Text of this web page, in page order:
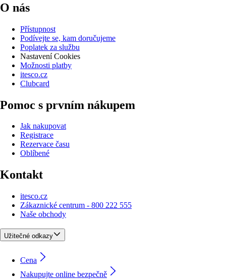
O nás
Přístupnost
Podívejte se, kam doručujeme
Poplatek za službu
Nastavení Cookies
Možnosti platby
itesco.cz
Clubcard
Pomoc s prvním nákupem
Jak nakupovat
Registrace
Rezervace času
Oblíbené
Kontakt
itesco.cz
Zákaznické centrum - 800 222 555
Naše obchody
Užitečné odkazy
Cena
Nakupujte online bezpečně